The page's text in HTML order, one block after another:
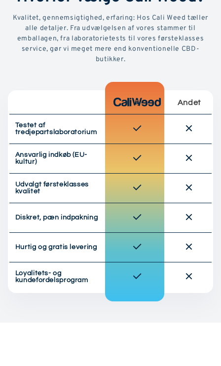
Kvalitet, gennemsigtighed, erfaring: Hos Cali Weed tæller
alle detaljer. Fra udvælgelsen af vores stammer til
emballagen, fra laboratorietests til vores førsteklasses
service, gør vi meget mere end konventionelle CBD-
butikker.
Andet
Testet af
tredjepartslaboratorium
Ansvarlig indkøb (EU-
kultur)
Udvalgt førsteklasses
kvalitet
Diskret, pæn indpakning
Hurtig og gratis levering
Loyalitets- og
kundefordelsprogram